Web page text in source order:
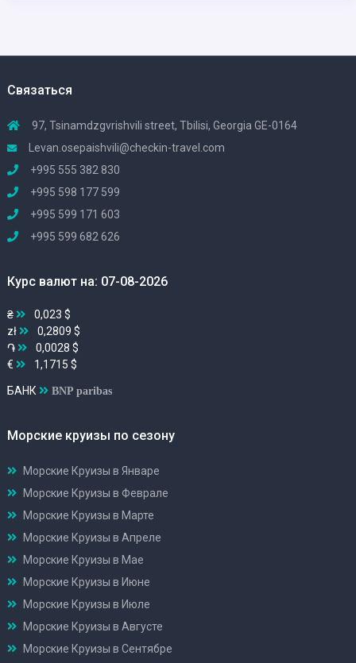
Связаться
97, Tsinamdzgvrishvili street, Tbilisi, Georgia GE-0164
Levan.osepaishvili@checkin-travel.com
+995 555 382 830
+995 598 177 599
+995 599 171 603
+995 599 682 626
Курс валют на: 07-08-2026
₴
0,023 $
zł
0,2809 $
֏
0,0028 $
€
1,1715 $
БАНК BNP paribas
Морские круизы по сезону
Морские Круизы в Январе
Морские Круизы в Феврале
Морские Круизы в Марте
Морские Круизы в Апреле
Морские Круизы в Мае
Морские Круизы в Июне
Морские Круизы в Июле
Морские Круизы в Августе
Морские Круизы в Сентябре